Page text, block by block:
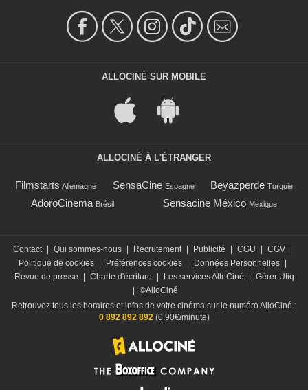
ALLOCINÉ SUR MOBILE
ALLOCINÉ À L'ÉTRANGER
Filmstarts Allemagne SensaCine Espagne Beyazperde Turquie
AdoroCinema Brésil Sensacine México Mexique
Contact Qui sommes-nous Recrutement Publicité CGU CGV
Politique de cookies
Préférences cookies Données Personnelles
Revue de presse
Charte d'écriture Les services AlloCiné
Gérer Utiq
©AlloCiné
Retrouvez tous les horaires et infos de votre cinéma sur le numéro AlloCiné :
0 892 892 892(0,90€/minute)